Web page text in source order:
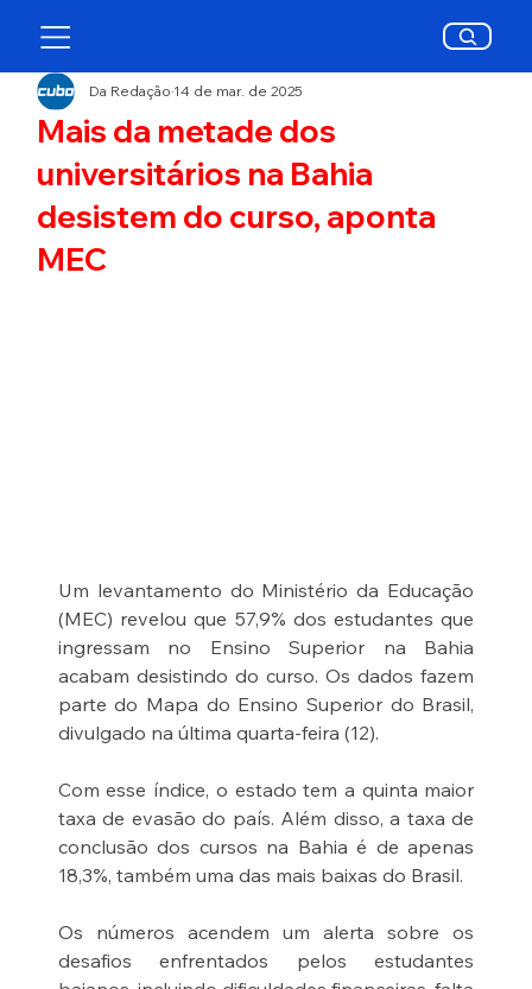
Mais da metade dos
universitários na Bahia
desistem do curso, aponta
MEC
Da Redação14 de mar. de 2025
Um levantamento do Ministério da Educação
(MEC) revelou que 57,9% dos estudantes que
ingressam no Ensino Superior na Bahia
acabam desistindo do curso. Os dados fazem
parte do Mapa do Ensino Superior do Brasil,
divulgado na última quarta-feira (12).
Com esse índice, o estado tem a quinta maior
taxa de evasão do país. Além disso, a taxa de
conclusão dos cursos na Bahia é de apenas
18,3%, também uma das mais baixas do Brasil.
Os números acendem um alerta sobre os
desafios enfrentados pelos estudantes